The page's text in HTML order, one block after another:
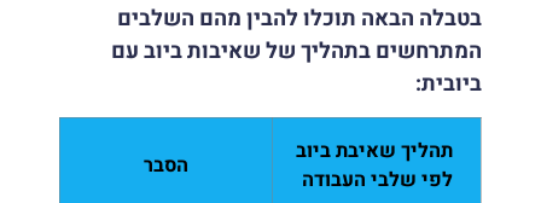
בטבלה הבאה תוכלו להבין מהם השלבים
המתרחשים בתהליך של שאיבות ביוב עם
ביובית:
תהליך שאיבת ביוב
לפי שלבי העבודה
הסבר